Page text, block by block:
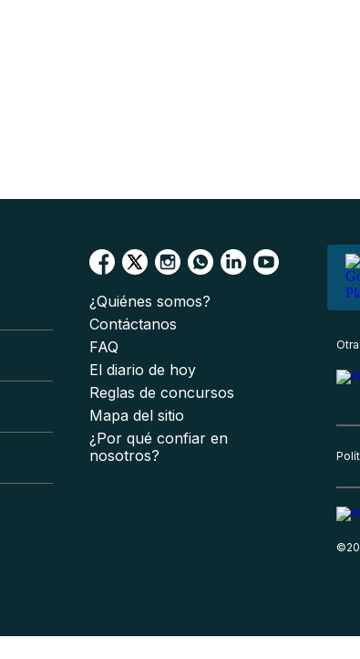
¿Quiénes somos?
Contáctanos
FAQ
El diario de hoy
Reglas de concursos
Mapa del sitio
¿Por qué confiar en
nosotros?
©